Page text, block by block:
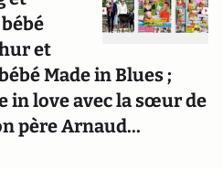
et
Made in Blues ;
in love avec la sœur de
père Arnaud...